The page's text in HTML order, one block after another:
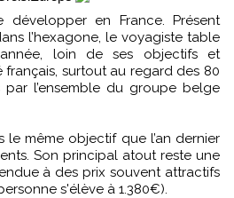
l’hexagone, le voyagiste table
loin de ses objectifs et
français, surtout au regard des 80
l’ensemble du groupe belge
le même objectif que l’an dernier
Son principal atout reste une
à des prix souvent attractifs
s'élève à 1.380€).